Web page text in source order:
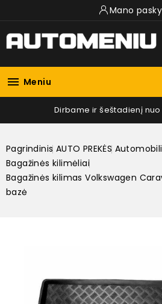
Mano
 Meniu
Dirbame ir šeštadienį nuo
Pagrindinis AUTO PREKĖS
Bagažinės kilimėliai
Bagažinės kilimas Volkswagen
bazė